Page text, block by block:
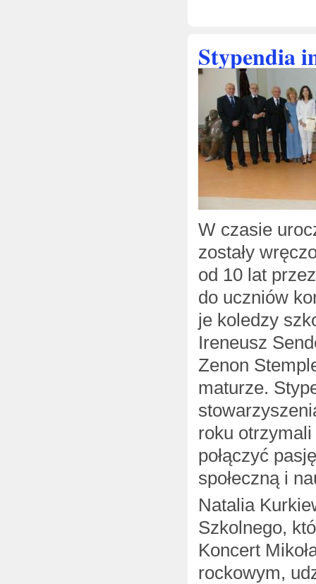
Stypendia
W czasie
zostały
od 10 lat
do uczniów
je koledzy
Ireneusz
Zenon
maturze.
roku
połączyć
społeczną i
Natalia
Szkolnego,
Koncert
rockowym,